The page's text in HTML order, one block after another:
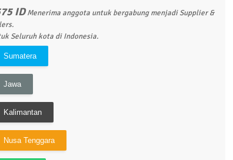
IDMenerima anggota untuk bergabung menjadi Supplier &
Seluruh kota di Indonesia.